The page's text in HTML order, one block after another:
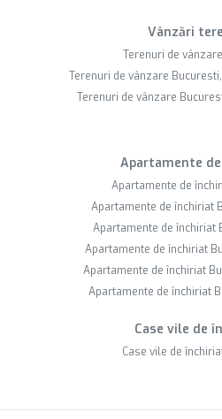
Vânzări
Terenuri de
Terenuri de vânzare
Terenuri de vânzare
Apartamente
Apartamente de
Apartamente de închiriat
Apartamente de închiriat
Apartamente de închiriat
Apartamente de închiriat
Apartamente de închiriat
Case vile de
Case vile de